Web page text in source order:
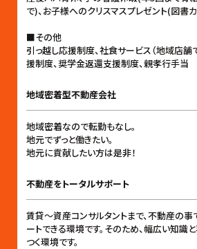
で)、お子様へのクリスマスプレゼント(図書
■その他
引っ越し応援制度、社食サービス（地域店舗
援制度、奨学金返還支援制度、親孝行手
地域密着型不動産会社
地域密着なので転勤もなし。
地元でずっと働きたい。
地元に貢献したい方は是非！
不動産をトータルサポート
賃貸〜資産コンサルタントまで、不動産の
ートできる環境です。そのため、幅広い知
つく環境です。